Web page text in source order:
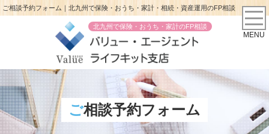
ご相談予約フォーム｜北九州で保険・おうち・家計・相続・資産運用のFP相談
北九州で保険・おうち・家計のFP相談
MENU
ご相談予約フォーム